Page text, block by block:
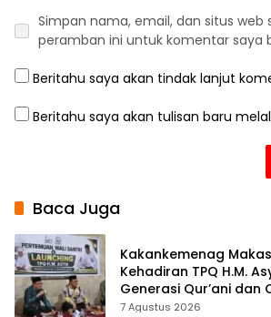
Simpan nama, email, dan situs web
peramban ini untuk komentar saya
Beritahu saya akan tindak lanjut
Beritahu saya akan tulisan baru
Baca Juga
Kakankemenag
Kehadiran TPQ H.M.
Generasi Qur’ani dan
Spiritualitas
7 Agustus 2026